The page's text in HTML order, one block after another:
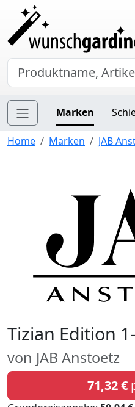
Marken
Home Marken JAB
Tizian Edition
von JAB Anstoetz
71,32 €